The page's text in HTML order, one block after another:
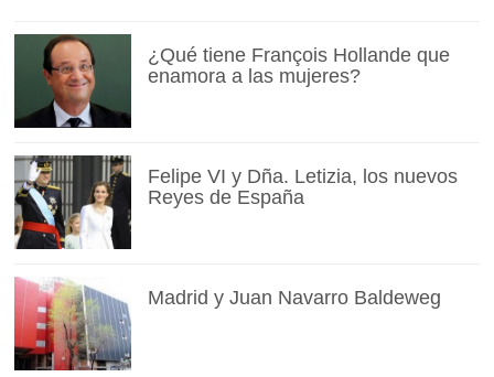
¿Qué tiene François Hollande que
enamora a las mujeres?
Felipe VI y Dña. Letizia, los nuevos
Reyes de España
Madrid y Juan Navarro Baldeweg